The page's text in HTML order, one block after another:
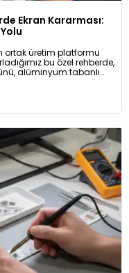
Ekran Kararması:
ortak üretim platformu
bu özel rehberde,
alüminyum tabanlı
tırnaklı çıta
çöpe
ilk günkü kalitesine